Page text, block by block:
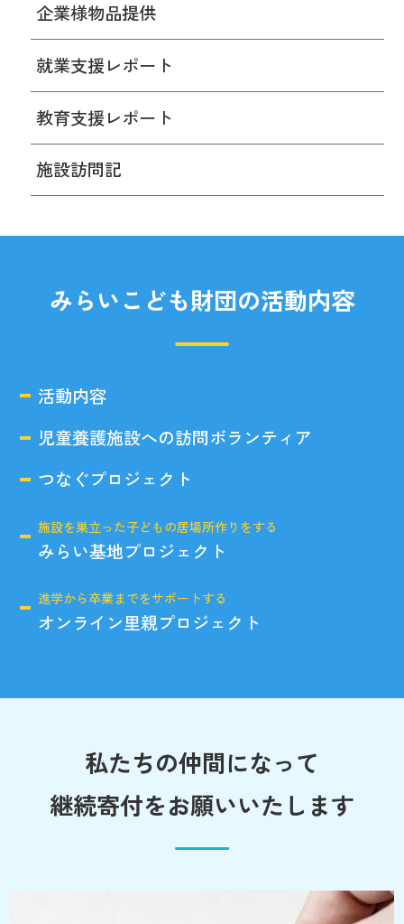
企業様物品提供
就業支援レポート
教育支援レポート
施設訪問記
みらいこども財団の活動内容
活動内容
児童養護施設への訪問ボランティア
つなぐプロジェクト
施設を巣立った子どもの居場所作りをする
みらい基地プロジェクト
進学から卒業までをサポートする
オンライン里親プロジェクト
私たちの仲間になって
継続寄付をお願いいたします